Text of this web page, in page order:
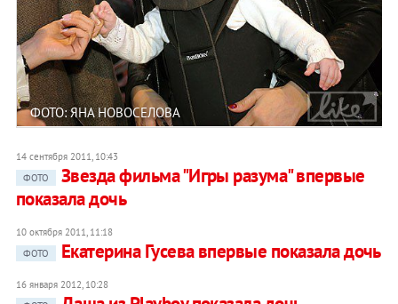
ФОТО: ЯНА НОВОСЕЛОВА
14 сентября 2011, 10:43
ФОТО
Звезда фильма "Игры разума" впервые
показала дочь
10 октября 2011, 11:18
ФОТО
Екатерина Гусева впервые показала дочь
16 января 2012, 10:28